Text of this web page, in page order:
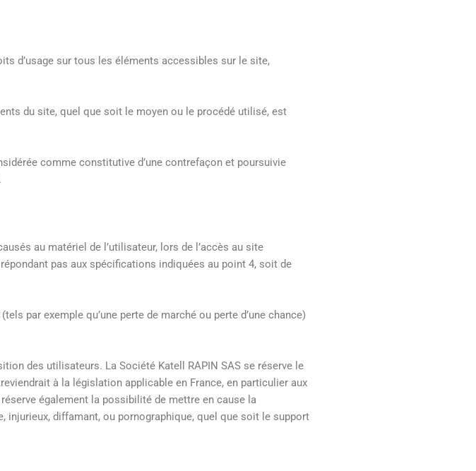
d’usage sur tous les éléments accessibles sur le site,
du site, quel que soit le moyen ou le procédé utilisé, est
comme constitutive d’une contrefaçon et poursuivie
au matériel de l’utilisateur, lors de l’accès au site
pas aux spécifications indiquées au point 4, soit de
par exemple qu’une perte de marché ou perte d’une chance)
des utilisateurs. La Société Katell RAPIN SAS se réserve le
à la législation applicable en France, en particulier aux
également la possibilité de mettre en cause la
injurieux, diffamant, ou pornographique, quel que soit le support